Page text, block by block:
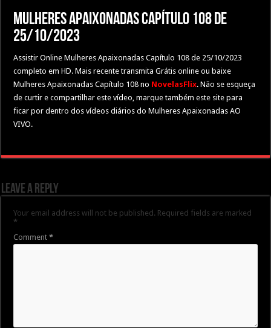
Mulheres Apaixonadas Capítulo 108 de
25/10/2023
Assistir Online Mulheres Apaixonadas Capítulo 108 de 25/10/2023
completo em HD. Mais recente transmita Grátis online ou baixe
Mulheres Apaixonadas Capítulo 108 no NovelasFlix. Não se esqueça
de curtir e compartilhar este vídeo, marque também este site para
ficar por dentro dos vídeos diários do Mulheres Apaixonadas AO
VIVO.
Leave a Reply
Your email address will not be published. Required fields are marked
*
Comment*